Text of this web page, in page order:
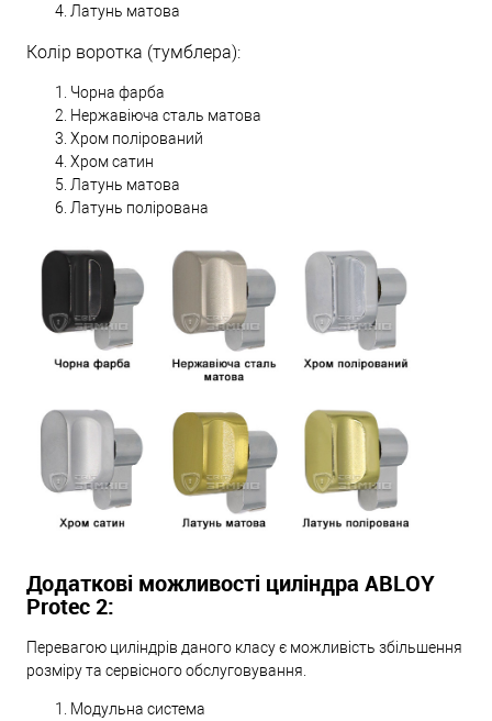
Латунь матова
Колір воротка (тумблера):
Чорна фарба
Нержавіюча сталь матова
Хром полірований
Хром сатин
Латунь матова
Латунь полірована
Додаткові можливості циліндра ABLOY
Protec 2:
Перевагою циліндрів даного класу є можливість збільшення
розміру та сервісного обслуговування.
Модульна система